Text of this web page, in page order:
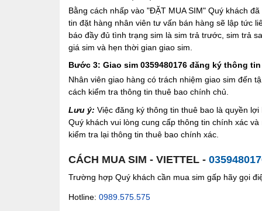
Bằng cách nhấp vào "ĐẶT MUA SIM" Quý khách
tin đặt hàng nhân viên tư vấn bán hàng sẽ lập tức
báo đầy đủ tình trạng sim là sim trả trước, sim trả
giá sim và hẹn thời gian giao sim.
Bước 3: Giao sim 0359480176 đăng ký thông
Nhân viên giao hàng có trách nhiệm giao sim đến
cách kiểm tra thông tin thuê bao chính chủ.
Lưu ý: Việc đăng ký thông tin thuê bao là quyền
Quý khách vui lòng cung cấp thông tin chính xác
kiểm tra lại thông tin thuê bao chính xác.
CÁCH MUA SIM - VIETTEL -
Trường hợp Quý khách cần mua sim gấp hãy gọi
Hotline: 0989.575.575